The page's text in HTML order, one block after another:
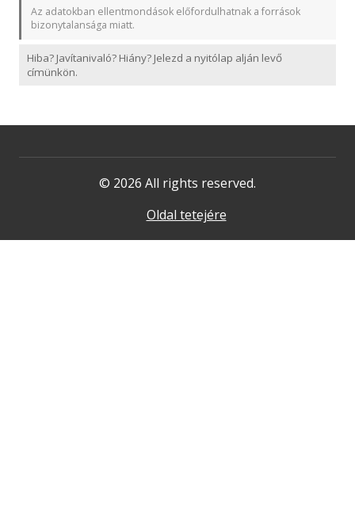
Az adatokban ellentmondások előfordulhatnak a források
bizonytalansága miatt.
Hiba? Javítanivaló? Hiány? Jelezd a nyitólap alján levő
címünkön.
© 2026 All rights reserved.
Oldal tetejére